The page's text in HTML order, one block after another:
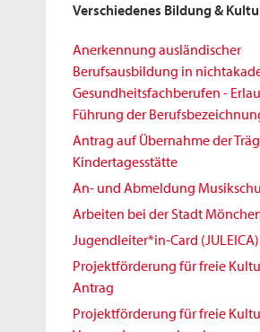
Verschiedenes Bildung &
Anerkennung ausländischer
Berufsausbildung in
Gesundheitsfachberufen -
Führung der
Antrag auf Übernahme der
Kindertagesstätte
An- und Abmeldung
Arbeiten bei der Stadt
Jugendleiter*in-Card (JULEICA)
Projektförderung für freie
Antrag
Projektförderung für freie